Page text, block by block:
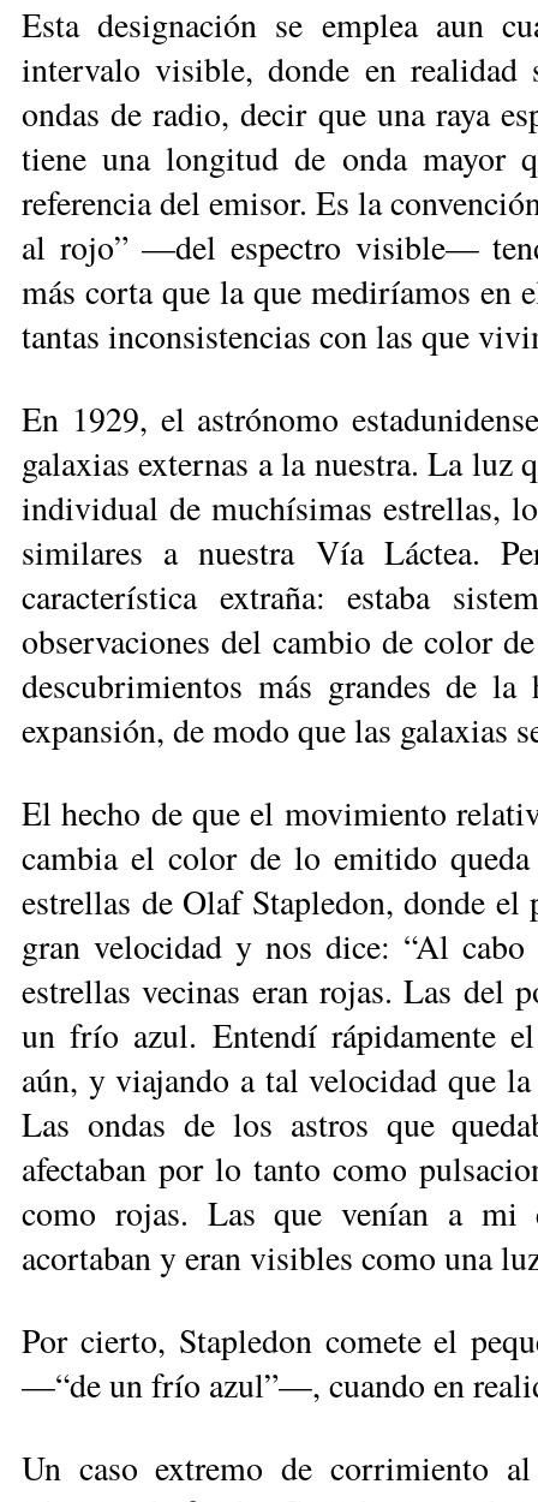
Esta designación se emplea aun
intervalo visible, donde en
ondas de radio, decir que una raya
tiene una longitud de onda ma­yor
referencia del emisor. Es la
al rojo” —del espectro visible—
más corta que la que mediríamos en
tantas inconsistencias con las que
En 1929, el astrónomo
galaxias externas a la nuestra. La luz
individual de muchísimas estrellas,
similares a nuestra Vía Láctea.
característica extraña: estaba
observaciones del cambio de color
descubrimientos más grandes de
expansión, de modo que las galaxias
El hecho de que el movimiento
cambia el color de lo emitido
estrellas de Olaf Stapledon, donde
gran velocidad y nos dice: “Al
estrellas vecinas eran rojas. Las del
un frío azul. En­ten­dí rápidamente
aún, y viajando a tal velocidad que
Las ondas de los astros que
afectaban por lo tanto como
como rojas. Las que venían a mi
acortaban y eran visibles como una
Por cierto, Stapledon comete el
—“de un frío azul”—, cuando en
Un caso extremo de corrimiento